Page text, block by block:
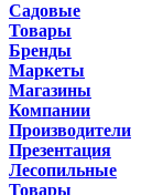
Садовые
Товары
Бренды
Маркеты
Магазины
Компании
Производители
Презентация
Лесопильные
Товары